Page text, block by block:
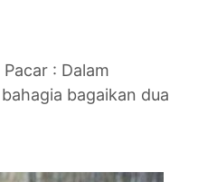
: Dalam
bagaikan dua